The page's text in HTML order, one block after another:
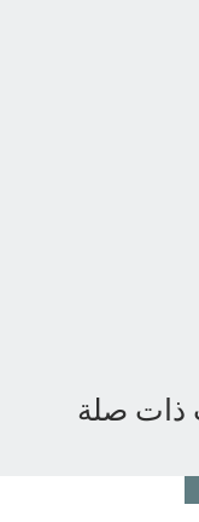
ذات صلة